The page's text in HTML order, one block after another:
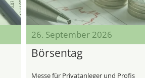
26. September 2026
Börsentag
Messe für Privatanleger und Profis